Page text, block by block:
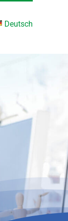
Deutsch